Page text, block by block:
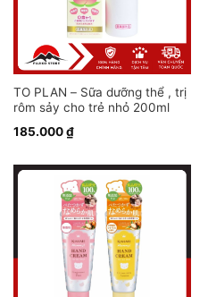
TO PLAN – Sữa dưỡng thể , trị
rôm sảy cho trẻ nhỏ 200ml
185.000₫